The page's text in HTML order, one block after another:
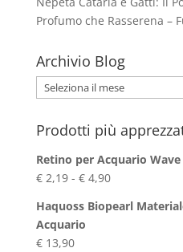
Profumo che Rasserena –
Archivio Blog
Archivio
Blog
Prodotti più
Retino per Acquario Wave
€2,19 - €4,90Fascia
prezzo:
Haquoss Biopearl
Acquario
€13,90